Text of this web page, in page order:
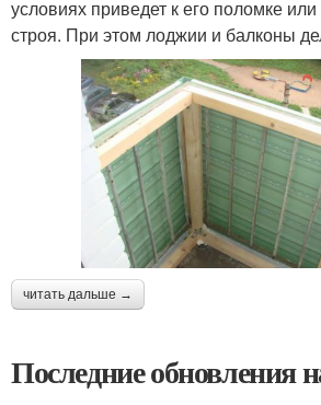
условиях приведет к его поломке
строя. При этом лоджии и балконы
читать дальше →
Последние обновления